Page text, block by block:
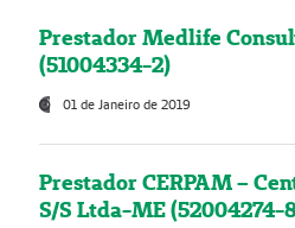
Prestador Medlife
(51004334-2)
01 de Janeiro de 2019
Prestador CERPAM –
S/S Ltda-ME (52004274-